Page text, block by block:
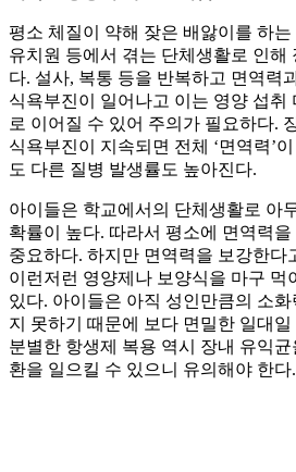
평소 체질이 약해 잦은 배앓이를 하
유치원 등에서 겪는 단체생활로 인해
다. 설사, 복통 등을 반복하고 면역력
식욕부진이 일어나고 이는 영양 섭취
로 이어질 수 있어 주의가 필요하다.
식욕부진이 지속되면 전체 ‘면역력’
도 다른 질병 발생률도 높아진다.
아이들은 학교에서의 단체생활로 아
확률이 높다. 따라서 평소에 면역력
중요하다. 하지만 면역력을 보강한다
이런저런 영양제나 보양식을 마구 먹
있다. 아이들은 아직 성인만큼의 소
지 못하기 때문에 보다 면밀한 일대
분별한 항생제 복용 역시 장내 유익
환을 일으킬 수 있으니 유의해야 한다.